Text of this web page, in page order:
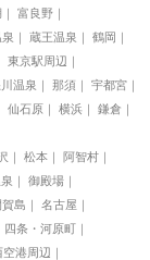
富良野
蔵王温泉
鶴岡
東京駅周辺
温泉 那須
宇都宮
仙石原 横浜
鎌倉
松本
阿智村
御殿場
賀島
名古屋
四条・河原町
空港周辺